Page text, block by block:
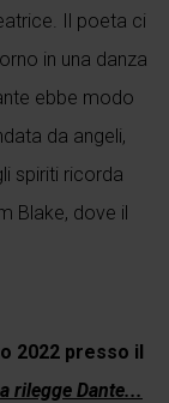
Il poeta ci
in una danza
ebbe modo
da angeli,
spiriti ricorda
Blake, dove il
2022 presso il
rilegge Dante...